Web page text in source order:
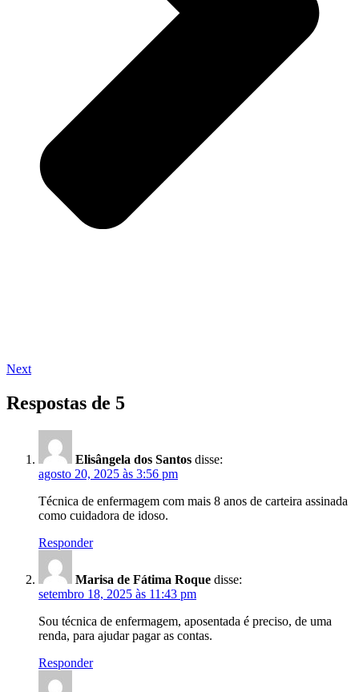
Next
Respostas de 5
Elisângela dos Santos disse:
agosto 20, 2025 às 3:56 pm
Técnica de enfermagem com mais 8 anos de carteira assinada
como cuidadora de idoso.
Responder
Marisa de Fátima Roque disse:
setembro 18, 2025 às 11:43 pm
Sou técnica de enfermagem, aposentada é preciso, de uma
renda, para ajudar pagar as contas.
Responder